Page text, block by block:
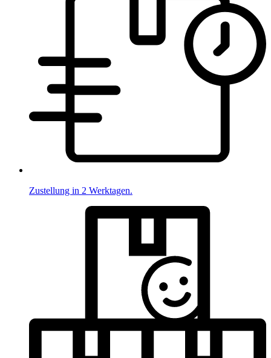
Zustellung in 2 Werktagen.